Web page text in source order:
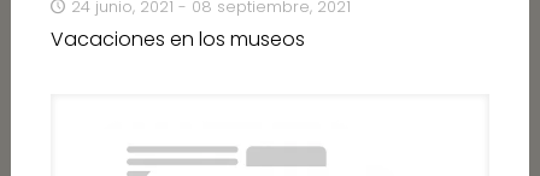
24 junio, 2021 - 08 septiembre, 2021
Vacaciones en los museos